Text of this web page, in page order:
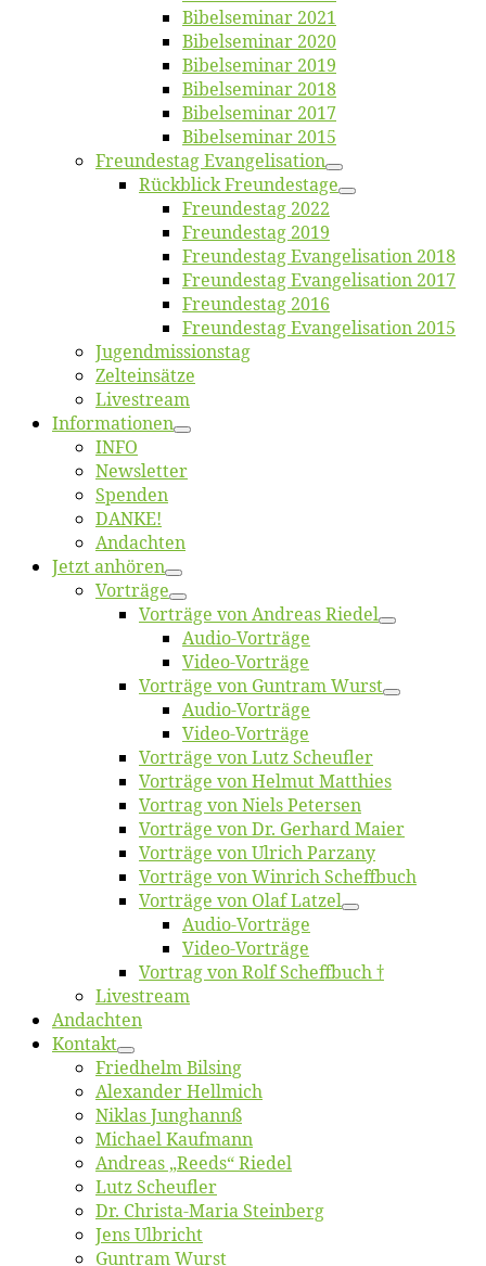
Bi­bel­se­mi­nar 2021
Bi­bel­se­mi­nar 2020
Bi­bel­se­mi­nar 2019
Bi­bel­se­mi­nar 2018
Bibelsemi­nar 2017
Bibelsemi­nar 2015
Freun­des­tag Evangelisation
Rück­blick Freundestage
Freun­des­tag 2022
Freun­des­tag 2019
Freun­des­tag Evan­ge­li­sa­ti­on 2018
Freun­des­tag Evan­ge­li­sa­ti­on 2017
Freun­des­tag 2016
Freun­des­tag Evan­ge­li­sa­ti­on 2015
Jugend­mis­sions­tag
Zelt­ein­sät­ze
Live­stream
Informatio­nen
INFO
News­let­ter
Spen­den
DANKE!
An­dach­ten
Jetzt an­hö­ren
Vor­trä­ge
Vor­trä­ge von An­dre­as Riedel
Au­dio-Vor­trä­ge
Vi­deo-Vor­trä­ge
Vor­trä­ge von Gun­tram Wurst
Au­dio-Vor­trä­ge
Vi­deo-Vor­trä­ge
Vor­trä­ge von Lutz Scheufler
Vor­trä­ge von Hel­mut Matthies
Vor­trag von Niels Petersen
Vor­trä­ge von Dr. Ger­hard Maier
Vor­trä­ge von Ul­rich Parzany
Vor­trä­ge von Win­rich Scheffbuch
Vor­trä­ge von Olaf Latzel
Au­dio-Vor­trä­ge
Vi­deo-Vor­trä­ge
Vor­trag von Rolf Scheffbuch †
Live­stream
An­dach­ten
Kon­takt
Fried­helm Bilsing
Alex­an­der Hellmich
Ni­klas Junghannß
Mi­cha­el Kaufmann
An­dre­as „Reeds“ Riedel
Lutz Scheuf­ler
Dr. Chris­­ta-Ma­ria Steinberg
Jens Ulb­richt
Gun­tram Wurst